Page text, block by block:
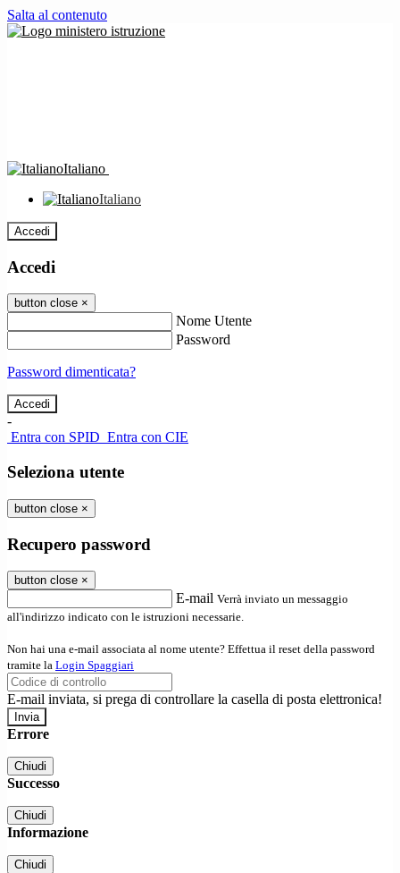
Salta al contenuto
Italiano
Italiano
Accedi
Accedi
button close ×
Nome Utente
Password
Password dimenticata?
-
Entra con SPID Entra con CIE
Seleziona utente
button close ×
Recupero password
button close ×
E-mail Verrà inviato un messaggio
all'indirizzo indicato con le istruzioni necessarie.
Non hai una e-mail associata al nome utente? Effettua il reset della password
tramite la Login Spaggiari
E-mail inviata, si prega di controllare la casella di posta elettronica!
Errore
Chiudi
Successo
Chiudi
Informazione
Chiudi